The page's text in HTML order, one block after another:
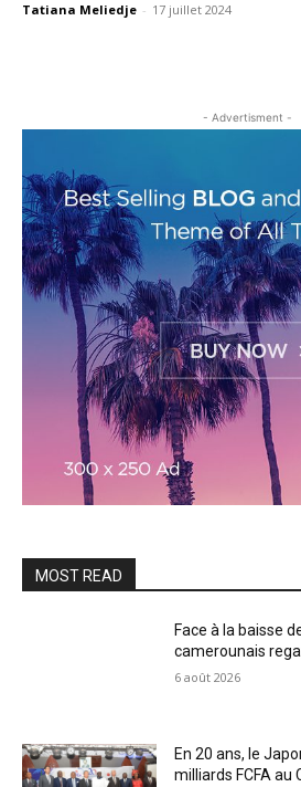
Tatiana Meliedje - 17 juillet 2024
- Advertisment -
MOST READ
Face à la baisse
camerounais
6 août 2026
En 20 ans, le
milliards FCFA au